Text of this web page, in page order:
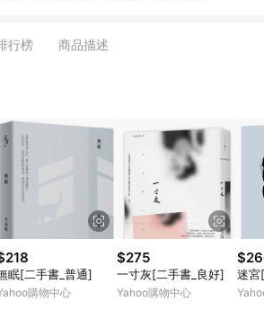
/拍立得 [2024/6/1起適用] -內接硬
點回饋者 - 購物中心商店之商品：商
費/購物金/超贈點/福利金/紅利折抵/折
宗採購或批發轉賣不具回饋資格： 如
採購、批發轉賣而非最終消費使用者，
之認定為準
行榜 商品描述
眠[二手書_普通]
購物中心
$275
一寸灰[二手書_良好]
Yahoo購物中心
迷宮